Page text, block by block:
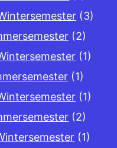
(3)
(2)
(1)
(1)
(1)
(2)
(1)